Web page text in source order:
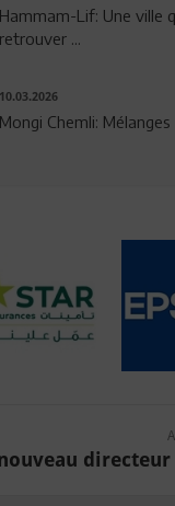
Hammam-Lif: Une ville
retrouver ...
10.03.2026
Mongi Chemli: Mélanges
directeur